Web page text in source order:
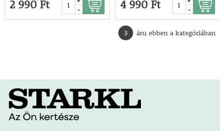
2 990 Ft
-
4 990 Ft
-
3 áru ebben a kategóriában